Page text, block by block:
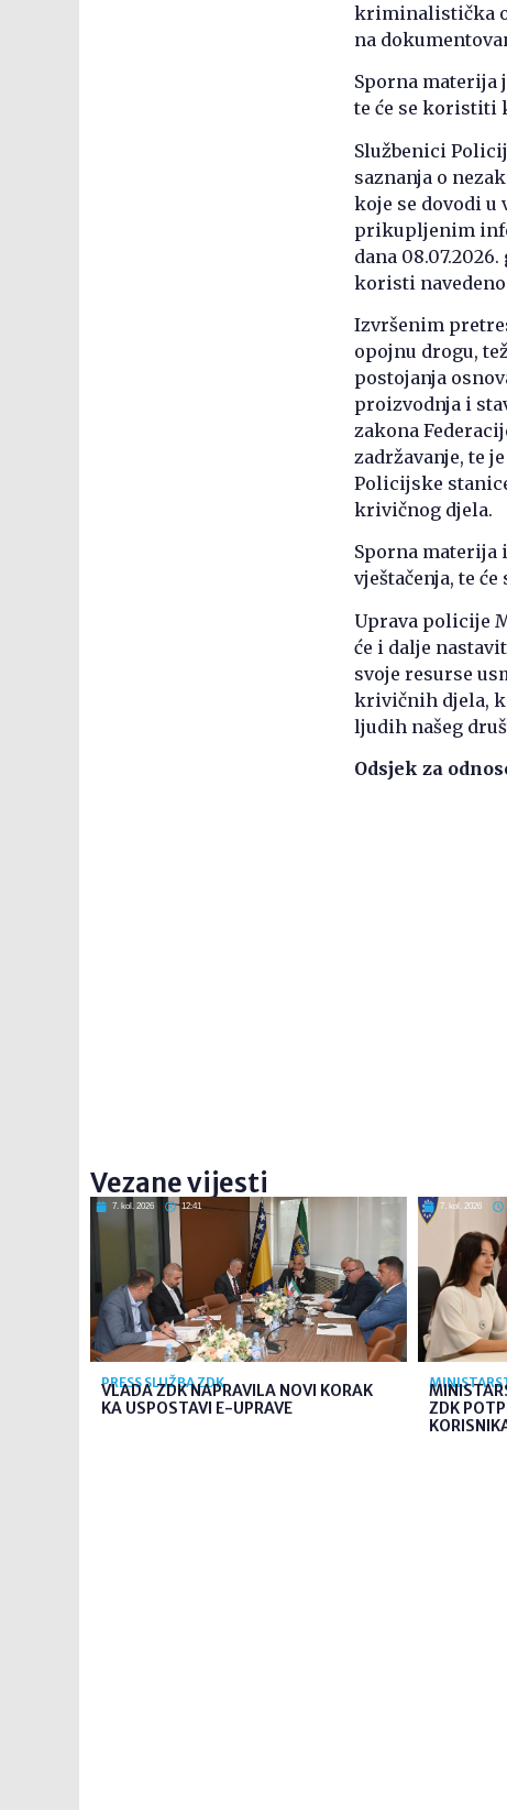
kriminalistička
na
Sporna materija
te će se koristiti
Službenici
saznanja o
koje se dovodi u
prikupljenim
dana
koristi
Izvršenim
opojnu drogu,
postojanja
proizvodnja i
zakona
zadržavanje, te
Policijske
krivičnog djela.
Sporna materija
vještačenja, te
Uprava policije
će i dalje
svoje resurse
krivičnih djela,
ljudih našeg
Odsjek za
Vezane vijesti
7. kol. 2026 12:41
PRESS SLUŽBA ZDK
VLADA ZDK NAPRAVILA NOVI KORAK
KA USPOSTAVI E-UPRAVE
7. kol. 2026
ZDK